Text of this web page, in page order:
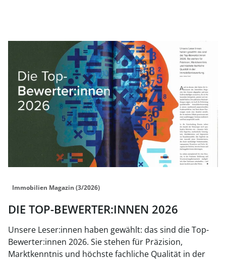
Link zur Seite DIE TOP-BEWERTER:INNEN 2026
Immobilien Magazin (3/2026)
DIE TOP-BEWERTER:INNEN 2026
Unsere Leser:innen haben gewählt: das sind die Top-
Bewerter:innen 2026. Sie stehen für Präzision,
Marktkenntnis und höchste fachliche Qualität in der